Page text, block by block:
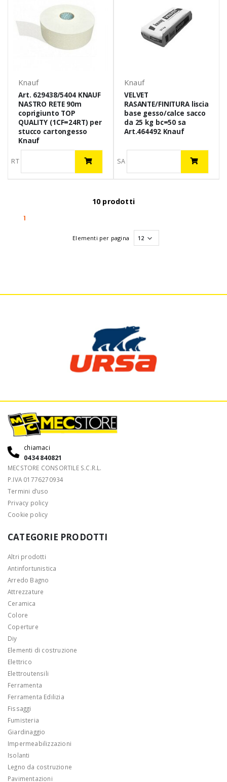
Knauf
Art. 629438/5404 KNAUF
NASTRO RETE 90m
coprigiunto TOP
QUALITY (1CF=24RT) per
stucco cartongesso
Knauf
RT
Knauf
VELVET
RASANTE/FINITURA liscia
base gesso/calce sacco
da 25 kg bc=50 sa
Art.464492 Knauf
SA
10 prodotti
1
Elementi per pagina
chiamaci
0434 840821
MECSTORE CONSORTILE S.C.R.L.
P.IVA 01776270934
Termini d’uso
Privacy policy
Cookie policy
CATEGORIE PRODOTTI
Altri prodotti
Antinfortunistica
Arredo Bagno
Attrezzature
Ceramica
Colore
Coperture
Diy
Elementi di costruzione
Elettrico
Elettroutensili
Ferramenta
Ferramenta Edilizia
Fissaggi
Fumisteria
Giardinaggio
Impermeabilizzazioni
Isolanti
Legno da costruzione
Pavimentazioni